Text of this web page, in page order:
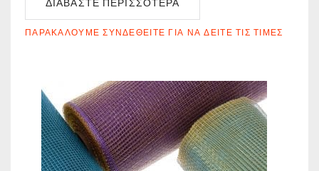
ΠΑΡΑΚΑΛΟΎΜΕ ΣΥΝΔΕΘΕΊΤΕ ΓΙΑ ΝΑ ΔΕΊΤΕ ΤΙΣ ΤΙΜΈΣ